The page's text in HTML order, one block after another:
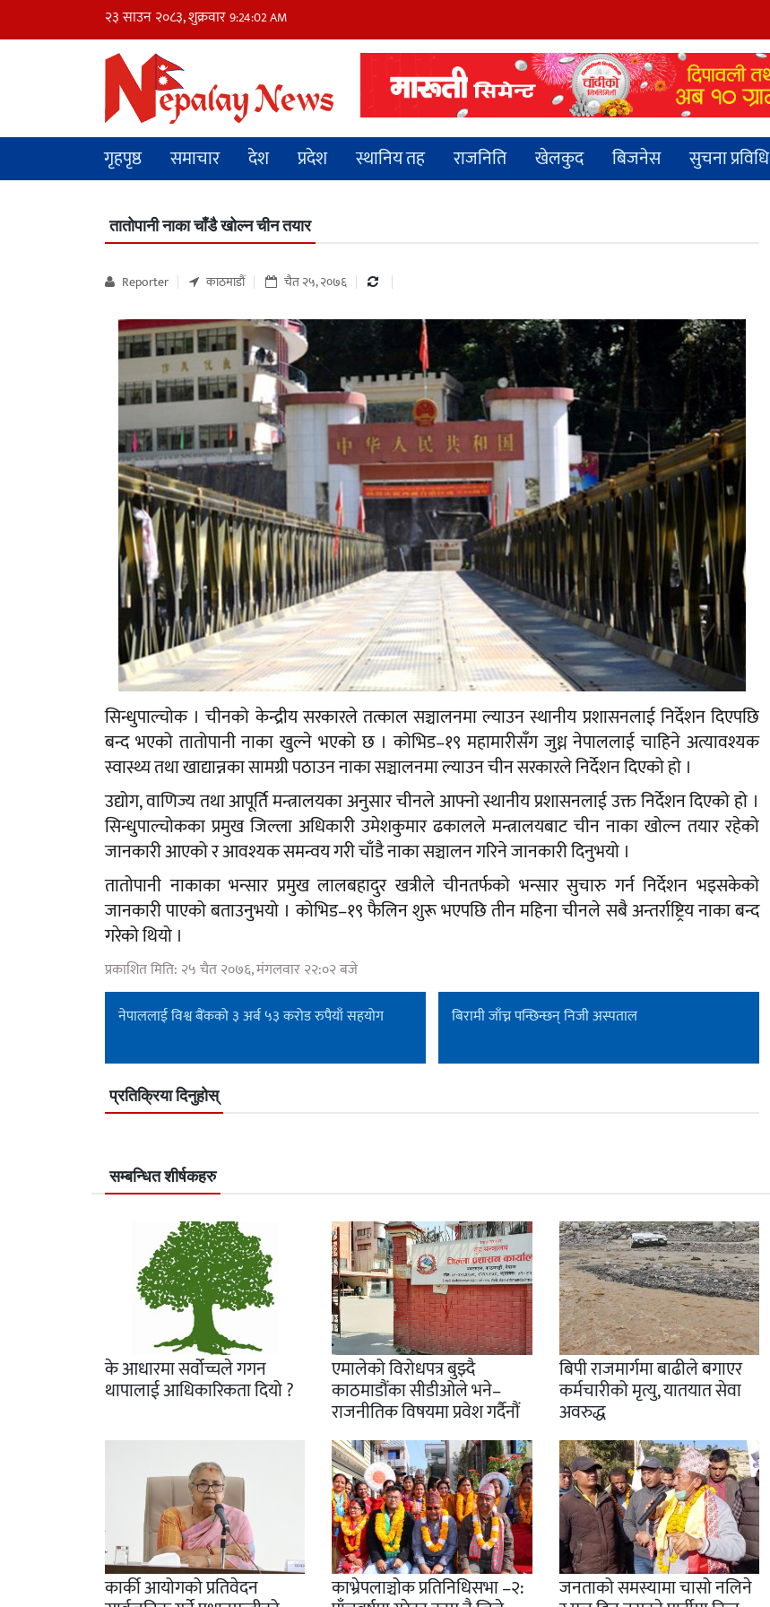
२३ साउन २०८३, शुक्रवार9:24:03 AM
गृहपृष्ठ समाचार देश प्रदेश स्थानिय तह राजनिति खेलकुद बिजनेस सुचना प्रविधि
तातोपानी नाका चाँडै खोल्न चीन तयार
Reporter काठमाडौं चैत २५, २०७६
सिन्धुपाल्चोक । चीनको केन्द्रीय सरकारले तत्काल सञ्चालनमा ल्याउन स्थानीय प्रशासनलाई निर्देशन दिएपछि
बन्द भएको तातोपानी नाका खुल्ने भएको छ । कोभिड–१९ महामारीसँग जुध्न नेपाललाई चाहिने अत्यावश्यक
स्वास्थ्य तथा खाद्यान्नका सामग्री पठाउन नाका सञ्चालनमा ल्याउन चीन सरकारले निर्देशन दिएको हो ।
उद्योग, वाणिज्य तथा आपूर्ति मन्त्रालयका अनुसार चीनले आफ्नो स्थानीय प्रशासनलाई उक्त निर्देशन दिएको हो ।
सिन्धुपाल्चोकका प्रमुख जिल्ला अधिकारी उमेशकुमार ढकालले मन्त्रालयबाट चीन नाका खोल्न तयार रहेको
जानकारी आएको र आवश्यक समन्वय गरी चाँडै नाका सञ्चालन गरिने जानकारी दिनुभयो ।
तातोपानी नाकाका भन्सार प्रमुख लालबहादुर खत्रीले चीनतर्फको भन्सार सुचारु गर्न निर्देशन भइसकेको
जानकारी पाएको बताउनुभयो । कोभिड–१९ फैलिन शुरू भएपछि तीन महिना चीनले सबै अन्तर्राष्ट्रिय नाका बन्द
गरेको थियो ।
प्रकाशित मिति: २५ चैत २०७६, मंगलवार २२:०२ बजे
नेपाललाई विश्व बैंकको ३ अर्ब ५३ करोड रुपैयाँ सहयोग
बिरामी जाँच्न पन्छिन्छन् निजी अस्पताल
प्रतिक्रिया दिनुहोस्
सम्बन्धित शीर्षकहरु
के आधारमा सर्वोच्चले गगन
थापालाई आधिकारिकता दियो ?
एमालेको विरोधपत्र बुझ्दै
काठमाडौंका सीडीओले भने–
राजनीतिक विषयमा प्रवेश गर्दैनौं
बिपी राजमार्गमा बाढीले बगाएर
कर्मचारीको मृत्यु, यातयात सेवा
अवरुद्ध
कार्की आयोगको प्रतिवेदन काभ्रेपलाञ्चोक प्रतिनिधिसभा –२: जनताको समस्यामा चासो नलिने